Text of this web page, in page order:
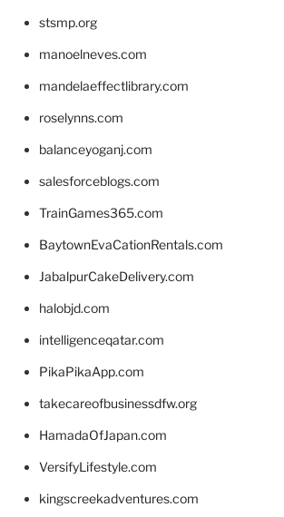
stsmp.org
manoelneves.com
mandelaeffectlibrary.com
roselynns.com
balanceyoganj.com
salesforceblogs.com
TrainGames365.com
BaytownEvaCationRentals.com
JabalpurCakeDelivery.com
halobjd.com
intelligenceqatar.com
PikaPikaApp.com
takecareofbusinessdfw.org
HamadaOfJapan.com
VersifyLifestyle.com
kingscreekadventures.com